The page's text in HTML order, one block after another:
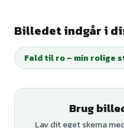
Billedet indgår i
Fald til ro – min rolige
Brug
Lav dit eget skema